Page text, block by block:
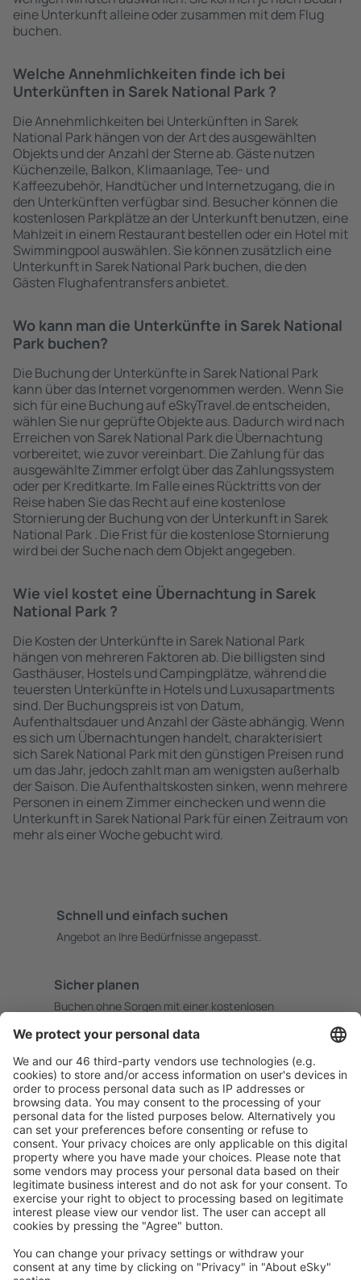
eine Unterkunft alleine oder zusammen mit dem Flug
buchen.
Welche Annehmlichkeiten finde ich bei
Unterkünften in Sarek National Park ?
Die Annehmlichkeiten bei Unterkünften in Sarek
National Park hängen von der Art des ausgewählten
Objekts und der Anzahl der Sterne ab. Gäste nutzen
Küchenzeile, Balkon, Klimaanlage, Tee- und
Kaffeezubehör, Handtücher und Internetzugang, die in
den Unterkünften verfügbar sind. Besucher können die
kostenlosen Parkplätze an der Unterkunft benutzen, eine
Mahlzeit in einem Restaurant bestellen oder ein Hotel mit
Swimmingpool auswählen. Sie können zusätzlich eine
Unterkunft in Sarek National Park buchen, die den
Gästen Flughafentransfers anbietet.
Wo kann man die Unterkünfte in Sarek National
Park buchen?
Die Buchung der Unterkünfte in Sarek National Park
kann über das Internet vorgenommen werden. Wenn Sie
sich für eine Buchung auf eSkyTravel.de entscheiden,
wählen Sie nur geprüfte Objekte aus. Dadurch wird nach
Erreichen von Sarek National Park die Übernachtung
vorbereitet, wie zuvor vereinbart. Die Zahlung für das
ausgewählte Zimmer erfolgt über das Zahlungssystem
oder per Kreditkarte. Im Falle eines Rücktritts von der
Reise haben Sie das Recht auf eine kostenlose
Stornierung der Buchung von der Unterkunft in Sarek
National Park . Die Frist für die kostenlose Stornierung
wird bei der Suche nach dem Objekt angegeben.
Wie viel kostet eine Übernachtung in Sarek
National Park ?
Die Kosten der Unterkünfte in Sarek National Park
hängen von mehreren Faktoren ab. Die billigsten sind
Gasthäuser, Hostels und Campingplätze, während die
teuersten Unterkünfte in Hotels und Luxusapartments
sind. Der Buchungspreis ist von Datum,
Aufenthaltsdauer und Anzahl der Gäste abhängig. Wenn
es sich um Übernachtungen handelt, charakterisiert
sich Sarek National Park mit den günstigen Preisen rund
um das Jahr, jedoch zahlt man am wenigsten außerhalb
der Saison. Die Aufenthaltskosten sinken, wenn mehrere
Personen in einem Zimmer einchecken und wenn die
Unterkunft in Sarek National Park für einen Zeitraum von
mehr als einer Woche gebucht wird.
Schnell und einfach suchen
Angebot an Ihre Bedürfnisse angepasst.
Sicher planen
Buchen ohne Sorgen mit einer kostenlosen
Mehr sparen
Attraktive Preise und Spezialangebote für eingeloggte
Benutzer.
Unterkünfte, die Sie mögen
Wählen Sie aus über 1,3 Millionen Unterkünften: Hotels,
Hütten, Apartments und andere.
Unterkünfte in Schweden - Beliebte Städte